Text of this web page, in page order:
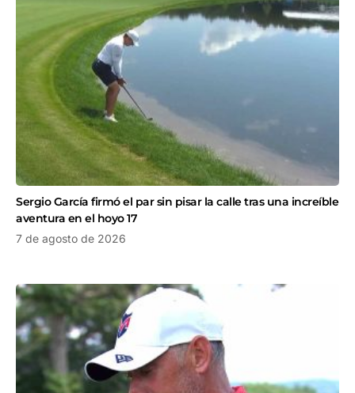
Sergio García firmó el par sin pisar la calle tras una increíble
aventura en el hoyo 17
7 de agosto de 2026